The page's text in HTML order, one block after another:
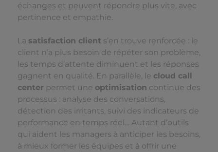
échanges et peuvent répondre plus vite, avec
pertinence et empathie.
La satisfaction client s’en trouve renforcée : le
client n’a plus besoin de répéter son problème,
les temps d’attente diminuent et les réponses
gagnent en qualité. En parallèle, le cloud call
center permet une optimisation continue des
processus : analyse des conversations,
détection des irritants, suivi des indicateurs de
performance en temps réel… Autant d’outils
qui aident les managers à anticiper les besoins,
à mieux former les équipes et à offrir une